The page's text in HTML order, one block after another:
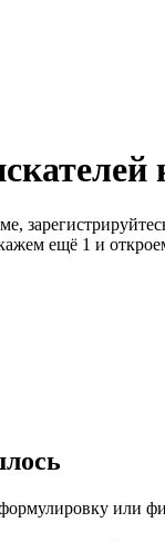
ещё 1 и
или